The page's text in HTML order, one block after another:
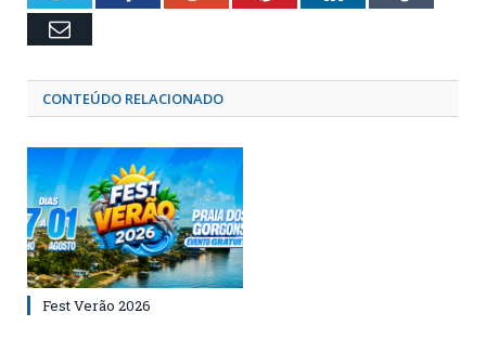
Email
CONTEÚDO RELACIONADO
Fest Verão 2026